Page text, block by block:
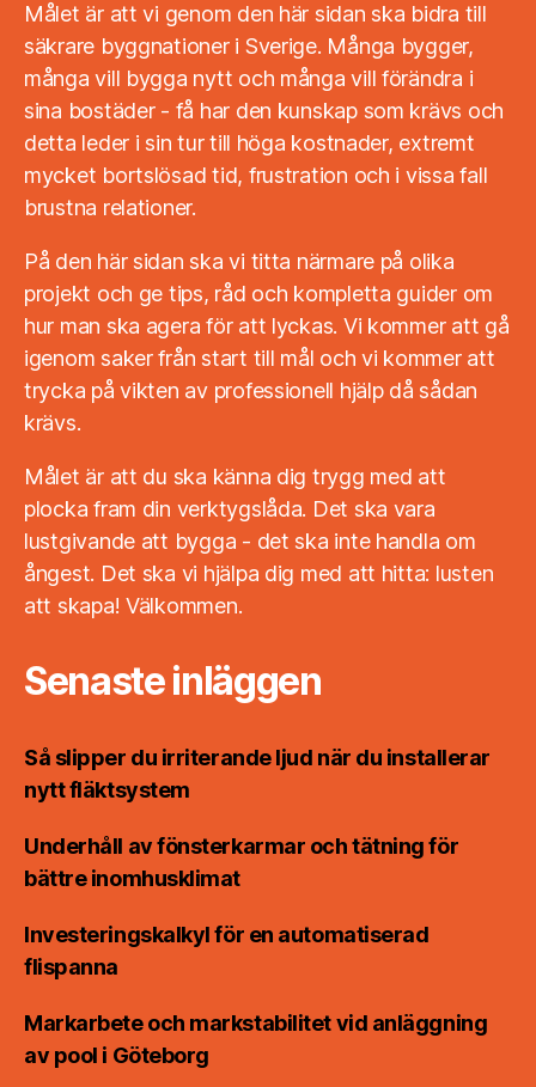
Målet är att vi genom den här sidan ska bidra till
säkrare byggnationer i Sverige. Många bygger,
många vill bygga nytt och många vill förändra i
sina bostäder - få har den kunskap som krävs och
detta leder i sin tur till höga kostnader, extremt
mycket bortslösad tid, frustration och i vissa fall
brustna relationer.
På den här sidan ska vi titta närmare på olika
projekt och ge tips, råd och kompletta guider om
hur man ska agera för att lyckas. Vi kommer att gå
igenom saker från start till mål och vi kommer att
trycka på vikten av professionell hjälp då sådan
krävs.
Målet är att du ska känna dig trygg med att
plocka fram din verktygslåda. Det ska vara
lustgivande att bygga - det ska inte handla om
ångest. Det ska vi hjälpa dig med att hitta: lusten
att skapa! Välkommen.
Senaste inläggen
Så slipper du irriterande ljud när du installerar
nytt fläktsystem
Underhåll av fönsterkarmar och tätning för
bättre inomhusklimat
Investeringskalkyl för en automatiserad
flispanna
Markarbete och markstabilitet vid anläggning
av pool i Göteborg